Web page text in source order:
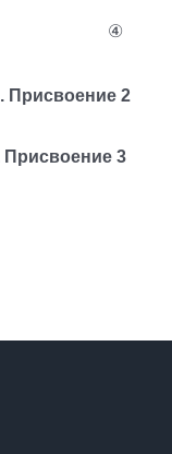
④
. Присвоение 2
Присвоение 3